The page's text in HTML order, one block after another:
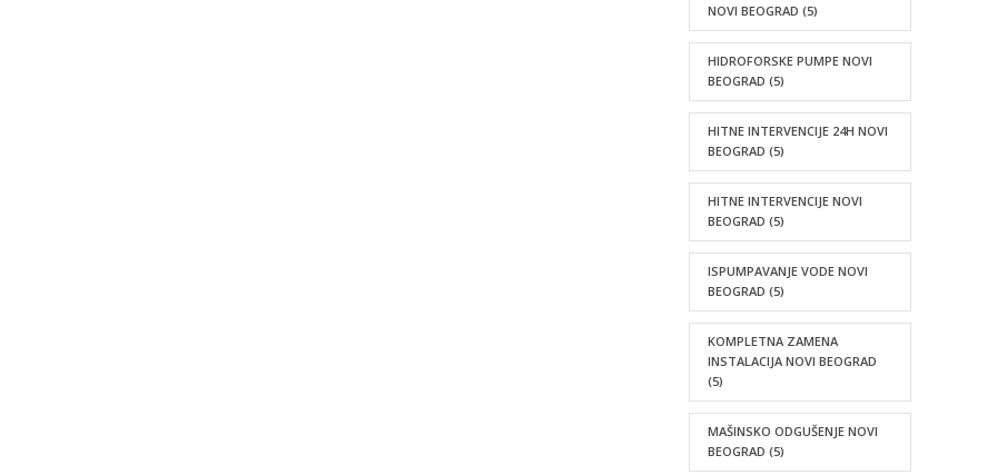
NOVI BEOGRAD (5)
HIDROFORSKE PUMPE NOVI
BEOGRAD (5)
HITNE INTERVENCIJE 24H NOVI
BEOGRAD (5)
HITNE INTERVENCIJE NOVI
BEOGRAD (5)
ISPUMPAVANJE VODE NOVI
BEOGRAD (5)
KOMPLETNA ZAMENA
INSTALACIJA NOVI BEOGRAD
(5)
MAŠINSKO ODGUŠENJE NOVI
BEOGRAD (5)